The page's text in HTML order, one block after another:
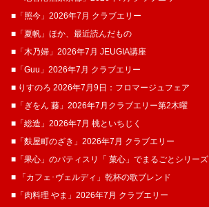
■「照今」2026年7月 クラブエリー
■「夏帆」ほか、最近読んだもの
■「木乃婦」2026年7月 JEUGIA講座
■「Guu」2026年7月 クラブエリー
■ りすのろ 2026年7月9日：フロマージュフェア
■「ぎをん 藤」2026年7月クラブエリー第2木曜
■「総造」2026年7月 桃といちじく
■「麩屋町のざき」2026年7月 クラブエリー
■「果心」のパティスリ「 菓​心」でまるごとシリーズ
■ 「カフェ･ヴェルディ」乾杯の歌ブレンド
■「肉料理 やま」2026年7月 クラブエリー